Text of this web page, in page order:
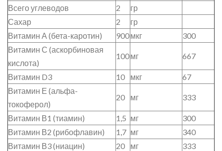
Всего углеводов 2
гр
Сахар
2
гр
Витамин А (бета-каротин)
900мкг
300
Витамин С (аскорбиновая
кислота)
100мг 667
Витамин D3 10 мкг
67
Витамин Е (альфа-
токоферол)
20 мг 333
Витамин В1 (тиамин) 1,5 мг
300
Витамин В2 (рибофлавин)
1,7 мг
340
Витамин В3 (ниацин)
20 мг
333